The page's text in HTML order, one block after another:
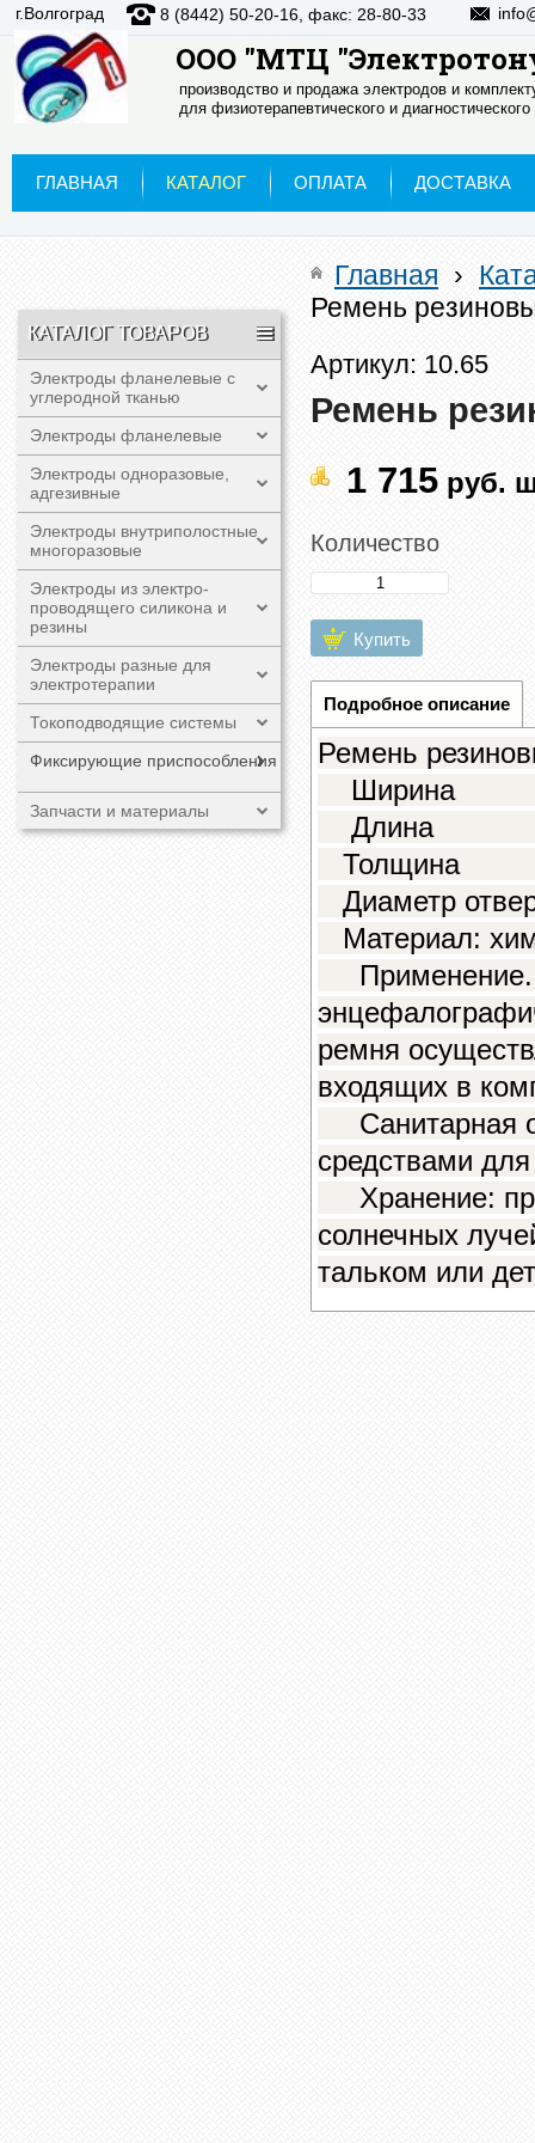
ООО "МТЦ
производство и продажа электродов и
для физиотерапевтического и
г.Волгоград 8 (8442) 50-20-16, факс: 28-80-33
ГЛАВНАЯ КАТАЛОГ ОПЛАТА ДОСТАВКА
КАТАЛОГ ТОВАРОВ
Электроды фланелевые с
углеродной тканью
Электроды фланелевые
Электроды одноразовые,
адгезивные
Электроды внутриполостные
многоразовые
Электроды из электро-
проводящего силикона и
резины
Электроды разные для
электротерапии
Токоподводящие системы
Фиксирующие приспособления
Запчасти и материалы
Главная ›
Ремень
Артикул: 10.65
Ремень
1 715 руб.
Количество
Купить
Подробное описание
Ремень
Длина
Диаметр
Материал:
Применение.
ремня
входящих в
Санитарная
средствами
Хранение:
солнечных
тальком или